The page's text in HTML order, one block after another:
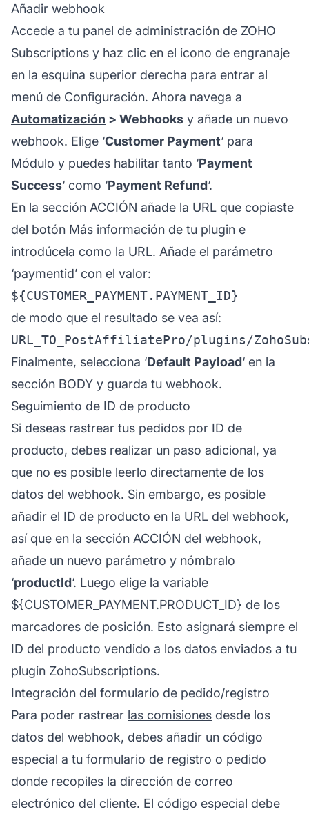
Añadir webhook
Accede a tu panel de administración de ZOHO
Subscriptions y haz clic en el icono de engranaje
en la esquina superior derecha para entrar al
menú de Configuración. Ahora navega a
Automatización > Webhooks y añade un nuevo
webhook. Elige ‘Customer Payment‘ para
Módulo y puedes habilitar tanto ‘Payment
Success‘ como ‘Payment Refund‘.
En la sección ACCIÓN añade la URL que copiaste
del botón Más información de tu plugin e
introdúcela como la URL. Añade el parámetro
‘paymentid’ con el valor:
de modo que el resultado se vea así:
Finalmente, selecciona ‘Default Payload‘ en la
sección BODY y guarda tu webhook.
Seguimiento de ID de producto
Si deseas rastrear tus pedidos por ID de
producto, debes realizar un paso adicional, ya
que no es posible leerlo directamente de los
datos del webhook. Sin embargo, es posible
añadir el ID de producto en la URL del webhook,
así que en la sección ACCIÓN del webhook,
añade un nuevo parámetro y nómbralo
‘productId‘. Luego elige la variable
${CUSTOMER_PAYMENT.PRODUCT_ID} de los
marcadores de posición. Esto asignará siempre el
ID del producto vendido a los datos enviados a tu
plugin ZohoSubscriptions.
Integración del formulario de pedido/registro
Para poder rastrear las comisiones desde los
datos del webhook, debes añadir un código
especial a tu formulario de registro o pedido
donde recopiles la dirección de correo
electrónico del cliente. El código especial debe